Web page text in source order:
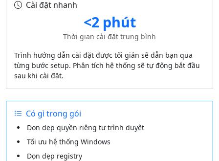
Cài đặt nhanh
<2 phút
Thời gian cài đặt trung bình
Trình hướng dẫn cài đặt được tối giản sẽ dẫn bạn qua
từng bước setup. Phân tích hệ thống sẽ tự động bắt đầu
sau khi cài đặt.
Có gì trong gói
Dọn dẹp quyền riêng tư trình duyệt
Tối ưu hệ thống Windows
Dọn dẹp registry